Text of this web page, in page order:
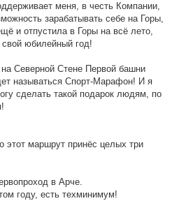
меня, в честь Компании,
зарабатывать себе на Горы,
и отпустила в Горы на всё лето,
свой юбилейный год!
Северной Стене Первой башни
называться Спорт-Марафон! И я
сделать такой подарок людям, по
этот маршрут принёс целых три
в Арче.
году, есть техминимум!